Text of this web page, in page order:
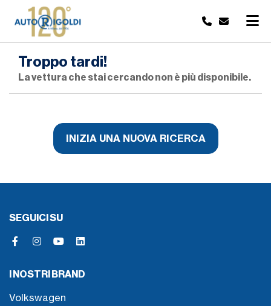
Troppo tardi!
La vettura che stai cercando non è più disponibile.
INIZIA UNA NUOVA RICERCA
SEGUICI SU
I NOSTRI BRAND
Volkswagen